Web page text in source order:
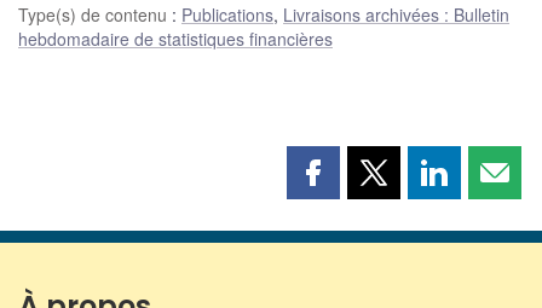
Type(s) de contenu : Publications, Livraisons archivées : Bulletin
hebdomadaire de statistiques financières
Partager
page
Partager
page
Partager
page page